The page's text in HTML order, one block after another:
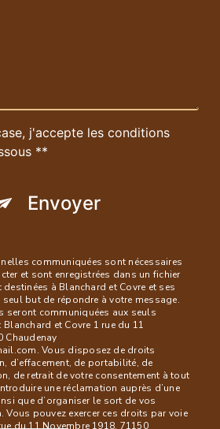
j'accepte les conditions
**
Envoyer
communiquées sont nécessaires
et sont enregistrées dans un fichier
à Blanchard et Covre et ses
but de répondre à votre message.
seront communiquées aux seuls
et Covre 1 rue du 11
Chaudenay
Vous disposez de droits
d’effacement, de portabilité, de
de retrait de votre consentement à tout
une réclamation auprès d’une
que d’organiser le sort de vos
pouvez exercer ces droits par voie
du 11 Novembre 1918, 71150